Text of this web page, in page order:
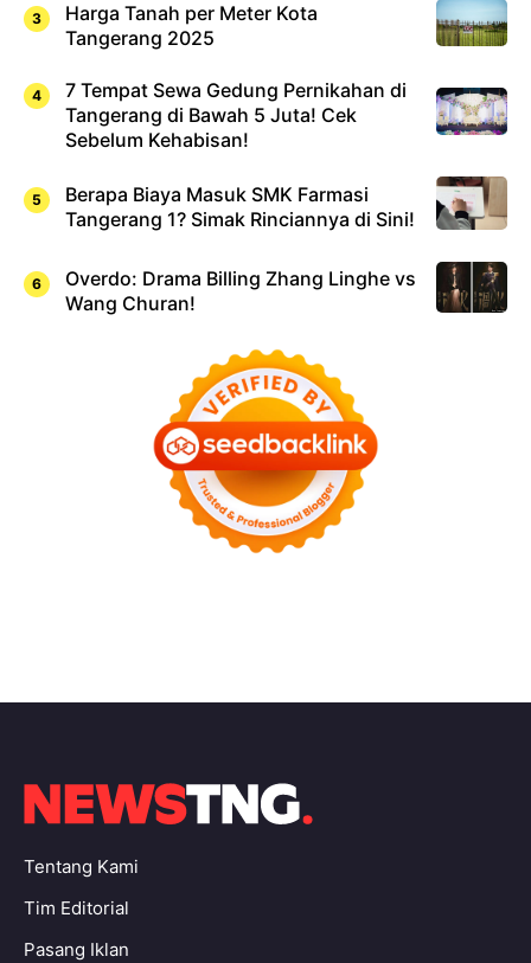
Harga Tanah per Meter Kota
Tangerang 2025
7 Tempat Sewa Gedung Pernikahan di
Tangerang di Bawah 5 Juta! Cek
Sebelum Kehabisan!
Berapa Biaya Masuk SMK Farmasi
Tangerang 1? Simak Rinciannya di Sini!
Overdo: Drama Billing Zhang Linghe vs
Wang Churan!
Tentang Kami
Tim Editorial
Pasang Iklan